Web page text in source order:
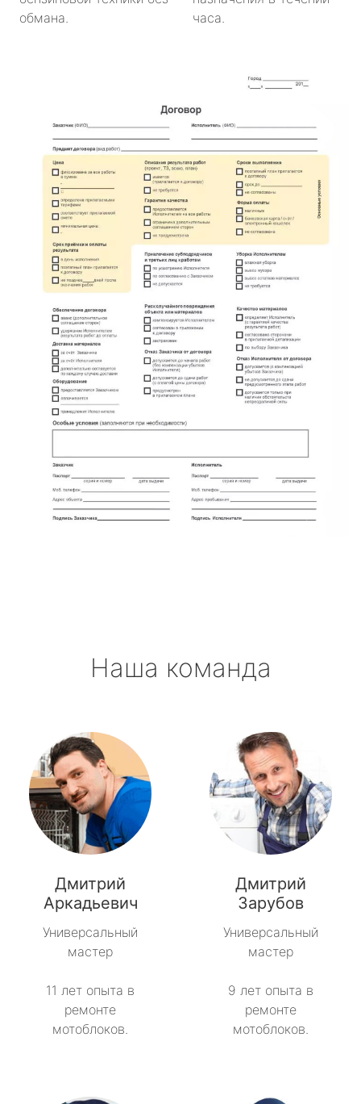
обмана.
часа.
Наша команда
Дмитрий
Аркадьевич
Универсальный
мастер
11 лет опыта в
ремонте
мотоблоков.
Дмитрий
Зарубов
Универсальный
мастер
9 лет опыта в
ремонте
мотоблоков.